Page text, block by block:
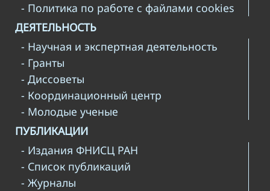
- Политика по работе с файлами cookies
ДЕЯТЕЛЬНОСТЬ
- Научная и экспертная деятельность
- Гранты
- Диссоветы
- Координационный центр
- Молодые ученые
ПУБЛИКАЦИИ
- Издания ФНИСЦ РАН
- Список публикаций
- Журналы